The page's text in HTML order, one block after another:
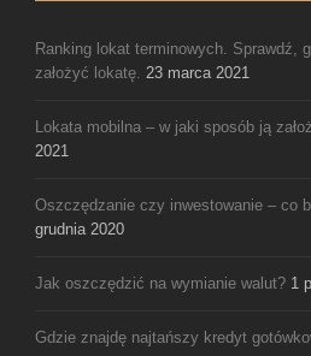
Ranking lokat terminowych. Sprawdź,
założyć lokatę. 23 marca 2021
Lokata mobilna – w jaki sposób ją
2021
Oszczędzanie czy inwestowanie – co
grudnia 2020
Jak oszczędzić na wymianie walut? 1
Gdzie znajdę najtańszy kredyt